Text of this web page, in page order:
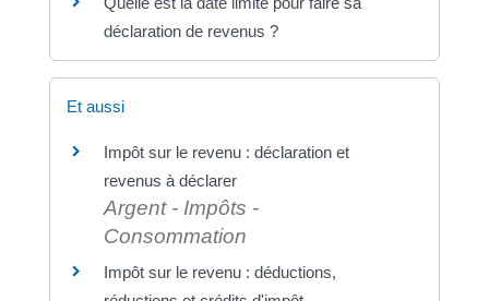
déclaration de revenus ?
Et aussi
Impôt sur le revenu : déclaration et
revenus à déclarer
Argent - Impôts -
Consommation
Impôt sur le revenu : déductions,